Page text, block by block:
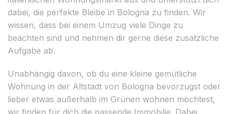
dabei, die perfekte Bleibe in Bologna zu finden. Wir
wissen, dass bei einem Umzug viele Dinge zu
beachten sind und nehmen dir gerne diese zusätzliche
Aufgabe ab.
Unabhängig davon, ob du eine kleine gemütliche
Wohnung in der Altstadt von Bologna bevorzugst oder
lieber etwas außerhalb im Grünen wohnen möchtest,
wir finden für dich die passende Immobilie. Dabei